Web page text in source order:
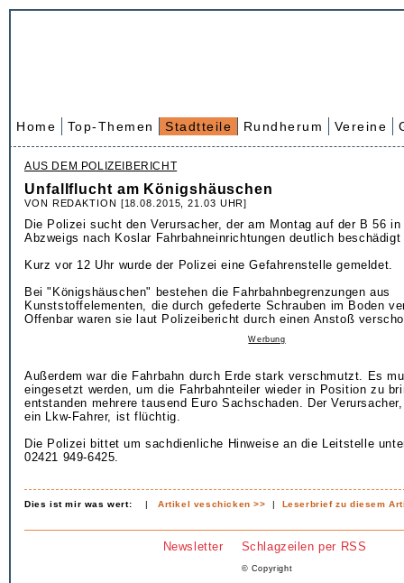
Home Top-Themen Stadtteile Rundherum Vereine
AUS DEM POLIZEIBERICHT
Unfallflucht am Königshäuschen
VON REDAKTION [18.08.2015, 21.03 UHR]
Die Polizei sucht den Verursacher, der am Montag auf der B 56 in
Abzweigs nach Koslar Fahrbahneinrichtungen deutlich
Kurz vor 12 Uhr wurde der Polizei eine Gefahrenstelle gemeldet.
Bei "Königshäuschen" bestehen die Fahrbahnbegrenzungen aus
Kunststoffelementen, die durch gefederte Schrauben im Boden
Offenbar waren sie laut Polizeibericht durch einen Anstoß
Werbung
Außerdem war die Fahrbahn durch Erde stark verschmutzt. Es
eingesetzt werden, um die Fahrbahnteiler wieder in Position zu
entstanden mehrere tausend Euro Sachschaden. Der
ein Lkw-Fahrer, ist flüchtig.
Die Polizei bittet um sachdienliche Hinweise an die Leitstelle
02421 949-6425.
Dies ist mir was wert: |Artikel veschicken >> | Leserbrief zu diesem
Newsletter Schlagzeilen per RSS
© Copyright